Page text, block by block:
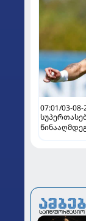
07:01/03-08-
სუპერთასების